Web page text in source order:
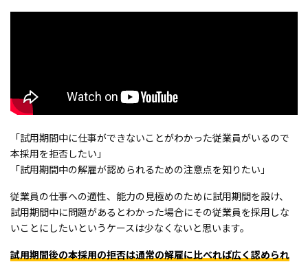
「試用期間中に仕事ができないことがわかった従業員がいるので
本採用を拒否したい」
「試用期間中の解雇が認められるための注意点を知りたい」
従業員の仕事への適性、能力の見極めのために試用期間を設け、
試用期間中に問題があるとわかった場合にその従業員を採用しな
いことにしたいというケースは少なくないと思います。
試用期間後の本採用の拒否は通常の解雇に比べれば広く認められ